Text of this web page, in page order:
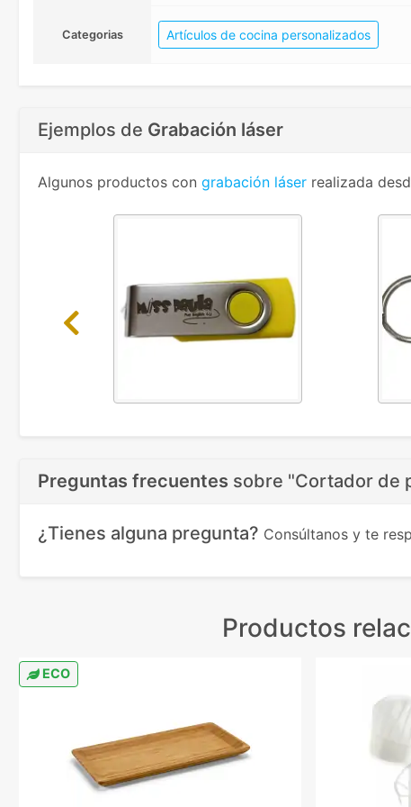
Categorias Artículos de cocina personalizados
Ejemplos de Grabación láser
Algunos productos con grabación láser realizada
Previous
Preguntas frecuentes sobre "Cortador de
¿Tienes alguna pregunta? Consúltanos y te
Productos
ECO